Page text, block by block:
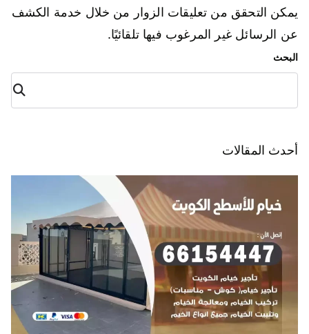
يمكن التحقق من تعليقات الزوار من خلال خدمة الكشف
عن الرسائل غير المرغوب فيها تلقائيًا.
البحث
البح
ث
أحدث المقالات